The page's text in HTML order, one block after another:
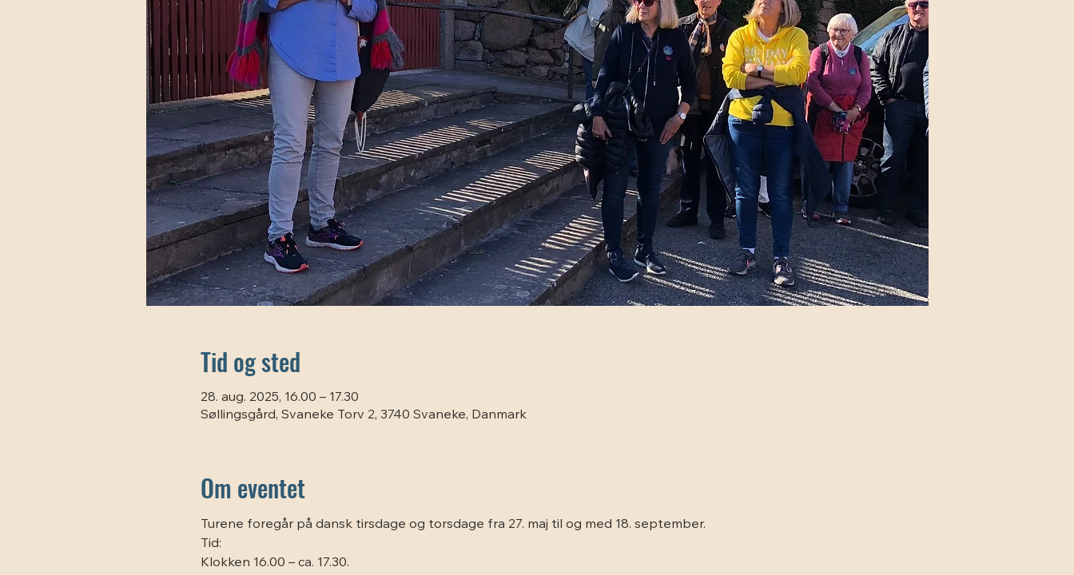
Tid og sted
28. aug. 2025, 16.00 – 17.30
Søllingsgård, Svaneke Torv 2, 3740 Svaneke, Danmark
Om eventet
Turene foregår på dansk tirsdage og torsdage fra 27. maj til og med 18. september.
Tid:
Klokken 16.00 – ca. 17.30.